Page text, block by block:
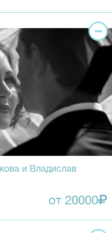
и Владислав
от 20000